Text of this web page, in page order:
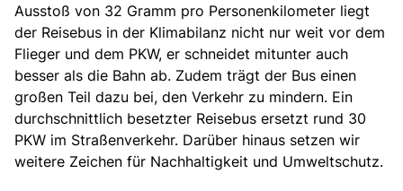
Ausstoß von 32 Gramm pro Personenkilometer liegt
der Reisebus in der Klimabilanz nicht nur weit vor dem
Flieger und dem PKW, er schneidet mitunter auch
besser als die Bahn ab. Zudem trägt der Bus einen
großen Teil dazu bei, den Verkehr zu mindern. Ein
durchschnittlich besetzter Reisebus ersetzt rund 30
PKW im Straßenverkehr. Darüber hinaus setzen wir
weitere Zeichen für Nachhaltigkeit und Umweltschutz.